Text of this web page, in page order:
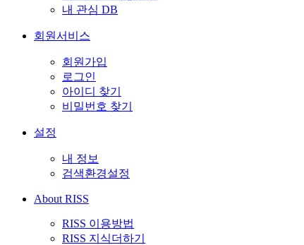
내 관심 DB
회원서비스
회원가입
로그인
아이디 찾기
비밀번호 찾기
설정
내 정보
검색환경설정
About RISS
RISS 이용방법
RISS 지식더하기